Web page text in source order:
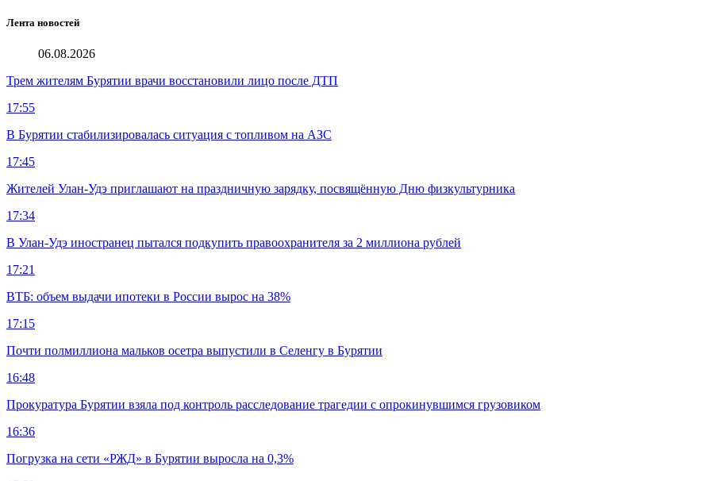
Лента новостей
06.08.2026
Трем жителям Бурятии врачи восстановили лицо после ДТП
17:55
В Бурятии стабилизировалась ситуация с топливом на АЗС
17:45
Жителей Улан-Удэ приглашают на праздничную зарядку, посвящённую Дню физкультурника
17:34
В Улан-Удэ иностранец пытался подкупить правоохранителя за 2 миллиона рублей
17:21
ВТБ: объем выдачи ипотеки в России вырос на 38%
17:15
Почти полмиллиона мальков осетра выпустили в Селенгу в Бурятии
16:48
Прокуратура Бурятии взяла под контроль расследование трагедии с опрокинувшимся грузовиком
16:36
Погрузка на сети «РЖД» в Бурятии выросла на 0,3%